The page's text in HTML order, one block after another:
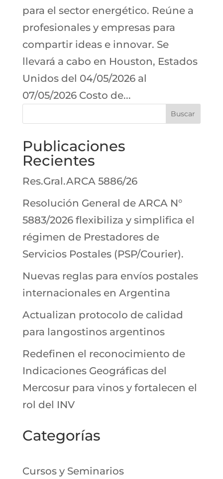
para el sector energético. Reúne a
profesionales y empresas para
compartir ideas e innovar. Se
llevará a cabo en Houston, Estados
Unidos del 04/05/2026 al
07/05/2026 Costo de...
Buscar
Publicaciones
Recientes
Res.Gral.ARCA 5886/26
Resolución General de ARCA N°
5883/2026 flexibiliza y simplifica el
régimen de Prestadores de
Servicios Postales (PSP/Courier).
Nuevas reglas para envíos postales
internacionales en Argentina
Actualizan protocolo de calidad
para langostinos argentinos
Redefinen el reconocimiento de
Indicaciones Geográficas del
Mercosur para vinos y fortalecen el
rol del INV
Categorías
Cursos y Seminarios